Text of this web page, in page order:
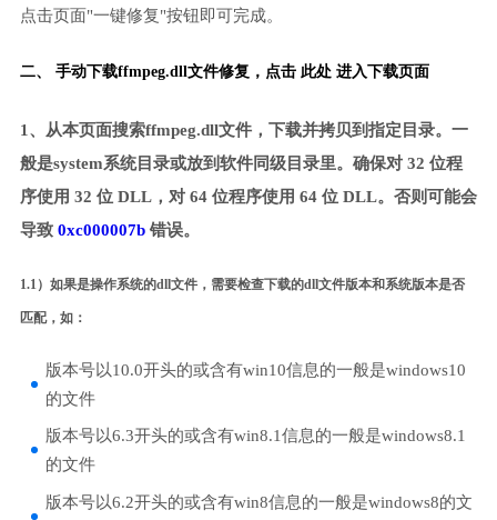
点击页面"一键修复"按钮即可完成。
二、 手动下载ffmpeg.dll文件修复， 点击 此处 进入下载页面
1、从本页面搜索ffmpeg.dll文件，下载并拷贝到指定目录。一
般是system系统目录或放到软件同级目录里。确保对 32 位程
序使用 32 位 DLL，对 64 位程序使用 64 位 DLL。否则可能会
导致 0xc000007b错误。
1.1）如果是操作系统的dll文件，需要检查下载的dll文件版本和系统版本是否
匹配，如：
版本号以10.0开头的或含有win10信息的一般是windows10
的文件
版本号以6.3开头的或含有win8.1信息的一般是windows8.1
的文件
版本号以6.2开头的或含有win8信息的一般是windows8的文